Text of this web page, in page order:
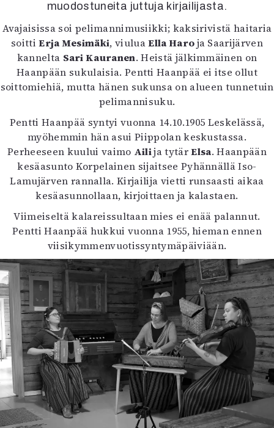
Lehdet
4/2026
2–3/2026
1/2026
6/2025
5/2025 saame
5/2025
Lehtiarkisto
Info
Tilaus ja irtonumerot
Yhteistyössä
Toimitus
Mediatiedot
Kaltio ry
muodostuneita juttuja kirjailijasta.
Avajaisissa soi pelimannimusiikki; kaksirivistä haitaria
soittiErja Mesimäki, viuluaElla Haroja Saarijärven
kannelta Sari Kauranen. Heistä jälkimmäinen on
Haanpään sukulaisia. Pentti Haanpää ei itse ollut
soittomiehiä, mutta hänen sukunsa on alueen tunnetuin
pelimannisuku.
Pentti Haanpää syntyi vuonna 14.10.1905 Leskelässä,
myöhemmin hän asui Piippolan keskustassa.
Perheeseen kuului vaimo Ailija tytärElsa. Haanpään
kesäasunto Korpelainen sijaitsee Pyhännällä Iso-
Lamujärven rannalla. Kirjailija vietti runsaasti aikaa
kesäasunnollaan, kirjoittaen ja kalastaen.
Viimeiseltä kalareissultaan mies ei enää palannut.
Pentti Haanpää hukkui vuonna 1955, hieman ennen
viisikymmenvuotissyntymäpäiviään.